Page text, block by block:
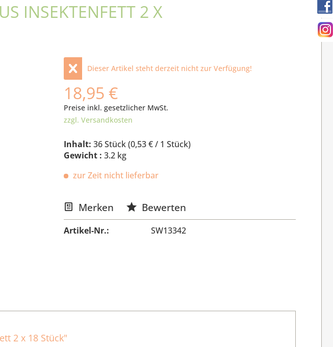
INSEKTENFETT 2 X
Dieser Artikel steht derzeit nicht zur Verfügung!
18,95 €
Preise inkl. gesetzlicher MwSt.
zzgl. Versandkosten
Inhalt: 36 Stück (0,53 €/ 1 Stück)
Gewicht : 3.2 kg
zur Zeit nicht lieferbar
Merken Bewerten
Artikel-Nr.: SW13342
2 x 18 Stück"